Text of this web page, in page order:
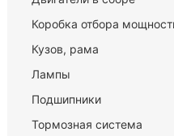
Коробка отбора
Кузов, рама
Лампы
Подшипники
Тормозная система